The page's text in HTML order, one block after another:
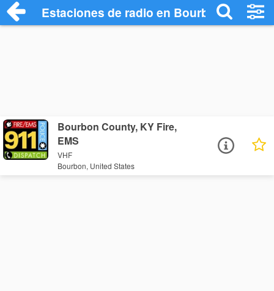
Estaciones de radio en Bourbon -
Bourbon County, KY Fire,
EMS
VHF
Bourbon, United States